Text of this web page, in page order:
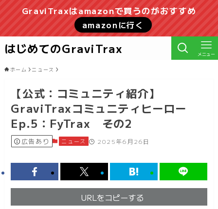
GraviTraxはamazonで買うのがおすすめ
amazonに行く
はじめてのGraviTrax メニュー
ホーム ニュース
【公式：コミュニティ紹介】
GraviTraxコミュニティヒーロー
Ep.5：FyTrax その2
広告あり ニュース 2025年6月26日
URLをコピーする